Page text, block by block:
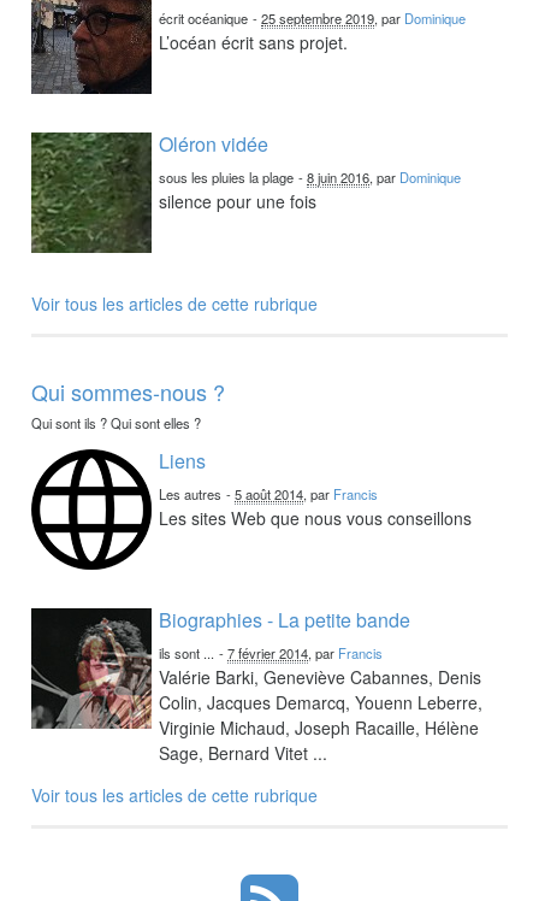
écrit océanique -25 septembre 2019, par Dominique
L’océan écrit sans projet.
Oléron vidée
sous les pluies la plage -8 juin 2016, par Dominique
silence pour une fois
Voir tous les articles de cette rubrique
Qui sommes-nous ?
Qui sont ils ? Qui sont elles ?
Liens
Les autres -5 août 2014, par Francis
Les sites Web que nous vous conseillons
Biographies - La petite bande
ils sont ... -7 février 2014, par Francis
Valérie Barki, Geneviève Cabannes, Denis
Colin, Jacques Demarcq, Youenn Leberre,
Virginie Michaud, Joseph Racaille, Hélène
Sage, Bernard Vitet ...
Voir tous les articles de cette rubrique